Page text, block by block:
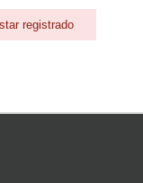
registrado